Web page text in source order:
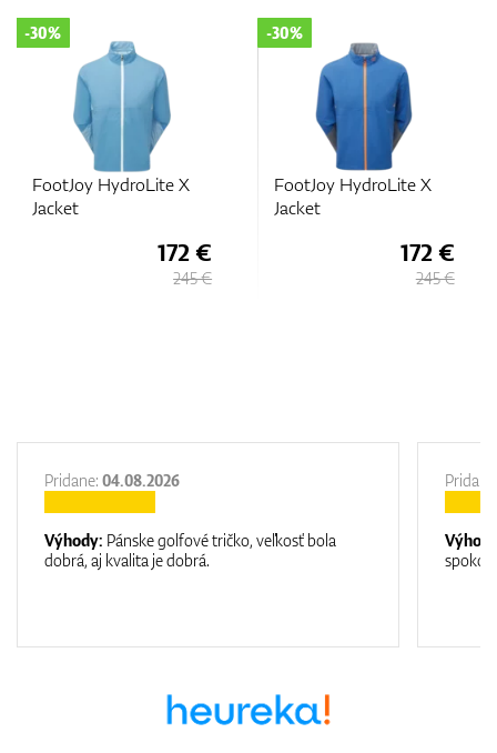
FootJoy HydroLite X
Jacket
172 €
FootJoy HydroKnit
Jacket
172 €
Pridane: 04.08.2026
Výhody: Pánske golfové tričko, veľkosť bola
dobrá, aj kvalita je dobrá.